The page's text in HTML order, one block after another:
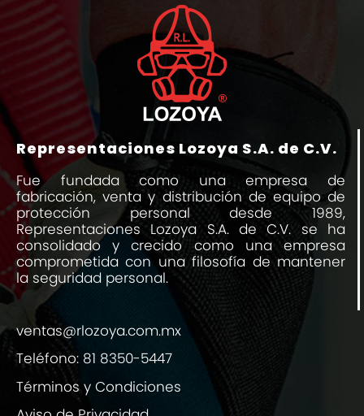
Representaciones Lozoya S.A. de C.V.
Fue fundada como una empresa de
fabricación, venta y distribución de equipo de
protección personal desde 1989,
Representaciones Lozoya S.A. de C.V. se ha
consolidado y crecido como una empresa
comprometida con una filosofía de mantener
la seguridad personal.
ventas@rlozoya.com.mx
Teléfono: 81 8350-5447
Términos y Condiciones